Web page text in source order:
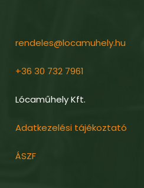
rendeles@locamuhely.hu
+36 30 732 7961
Lócaműhely Kft.
Adatkezelési tájékoztató
ÁSZF